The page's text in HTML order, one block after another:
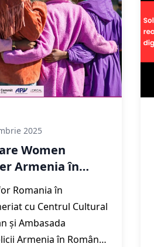
personală și
2025
Women
Armenia în
Romania în
cu Centrul Cultural
și Ambasada
Armenia în România